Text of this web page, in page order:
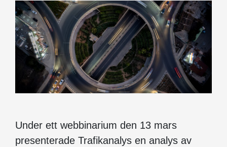
Under ett webbinarium den 13 mars
presenterade Trafikanalys en analys av